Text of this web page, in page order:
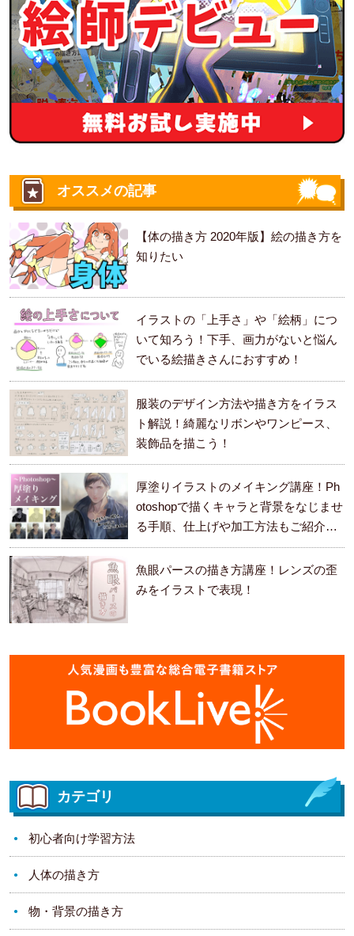
オススメの記事
【体の描き方 2020年版】絵の描き方を
知りたい
イラストの「上手さ」や「絵柄」につ
いて知ろう！下手、画力がないと悩ん
でいる絵描きさんにおすすめ！
服装のデザイン方法や描き方をイラス
ト解説！綺麗なリボンやワンピース、
装飾品を描こう！
厚塗りイラストのメイキング講座！Ph
otoshopで描くキャラと背景をなじませ
る手順、仕上げや加工方法もご紹介し
ます。
魚眼パースの描き方講座！レンズの歪
みをイラストで表現！
カテゴリ
初心者向け学習方法
人体の描き方
物・背景の描き方